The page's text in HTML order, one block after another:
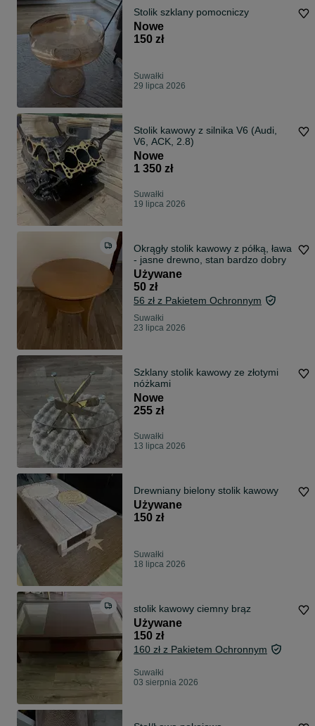
Stolik szklany pomocniczy
Nowe
150 zł
Suwałki
29 lipca 2026
Stolik kawowy z silnika V6 (Audi,
V6, ACK, 2.8)
Nowe
1 350 zł
Suwałki
19 lipca 2026
Okrągły stolik kawowy z półką, ława
- jasne drewno, stan bardzo dobry
Używane
50 zł
56 zł z Pakietem Ochronnym
Suwałki
23 lipca 2026
Szklany stolik kawowy ze złotymi
nóżkami
Nowe
255 zł
Suwałki
13 lipca 2026
Drewniany bielony stolik kawowy
Używane
150 zł
Suwałki
18 lipca 2026
stolik kawowy ciemny brąz
Używane
150 zł
160 zł z Pakietem Ochronnym
Suwałki
03 sierpnia 2026